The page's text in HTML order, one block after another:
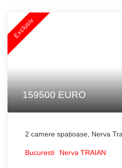
Exclusiv
159500 EURO
2 camere spațioase, Nerva
Bucuresti Nerva TRAIAN